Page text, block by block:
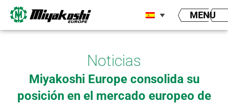
contenido
MENU
Noticias
Miyakoshi Europe consolida su
posición en el mercado europeo de